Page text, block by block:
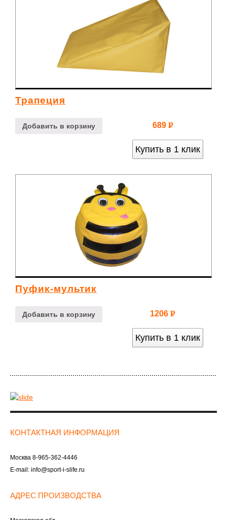
Трапеция
Добавить в корзину 689 Р
Купить в 1 клик
Пуфик-мультик
Добавить в корзину 1206 Р
Купить в 1 клик
КОНТАКТНАЯ ИНФОРМАЦИЯ
Москва 8-965-362-4446
E-mail: info@sport-i-slife.ru
АДРЕС ПРОИЗВОДСТВА